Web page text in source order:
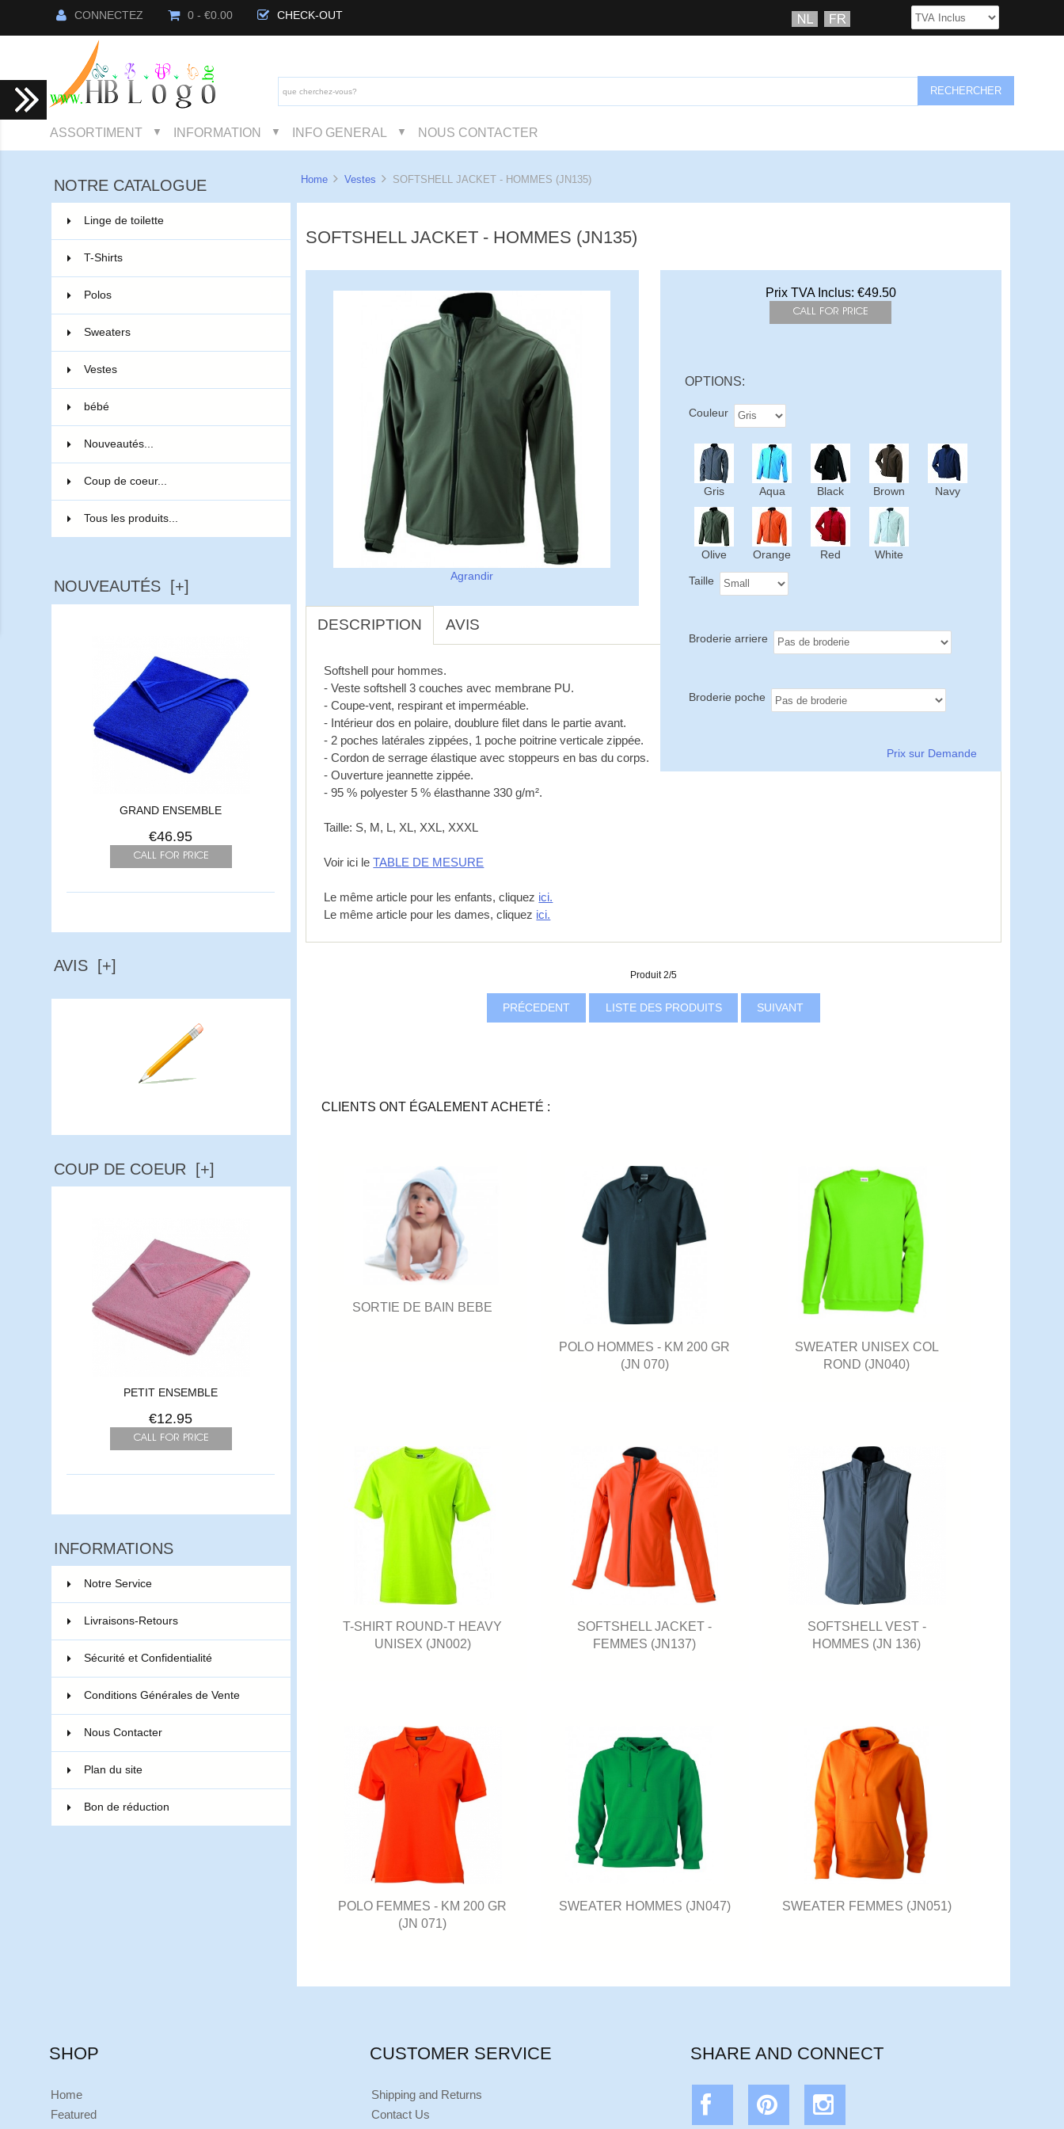
CONNECTEZ 0 - €0.00 CHECK-OUT
ASSORTIMENT ▼ INFORMATION ▼ INFO GENERAL ▼ NOUS CONTACTER
NOTRE CATALOGUE
Linge de toilette
T-Shirts
Polos
Sweaters
Vestes
bébé
Nouveautés...
Coup de coeur...
Tous les produits...
NOUVEAUTÉS [+]
GRAND ENSEMBLE
€46.95
AVIS [+]
COUP DE COEUR [+]
PETIT ENSEMBLE
€12.95
INFORMATIONS
Notre Service
Livraisons-Retours
Sécurité et Confidentialité
Conditions Générales de Vente
Nous Contacter
Plan du site
Bon de réduction
Home Vestes SOFTSHELL JACKET - HOMMES (JN135)
SOFTSHELL JACKET - HOMMES (JN135)
Agrandir
Prix TVA Inclus: €49.50
OPTIONS:
Couleur
Gris Aqua Black Brown Navy
Olive Orange Red White
Taille
Broderie arriere
Broderie poche
Prix sur Demande
DESCRIPTION AVIS
Softshell pour hommes.
- Veste softshell 3 couches avec membrane PU.
- Coupe-vent, respirant et imperméable.
- Intérieur dos en polaire, doublure filet dans le partie avant.
- 2 poches latérales zippées, 1 poche poitrine verticale zippée.
- Cordon de serrage élastique avec stoppeurs en bas du corps.
- Ouverture jeannette zippée.
- 95 % polyester 5 % élasthanne 330 g/m².
Taille: S, M, L, XL, XXL, XXXL
Voir ici leTABLE DE MESURE
Le même article pour les enfants, cliquez ici.
Le même article pour les dames, cliquez ici.
Produit 2/5
PRÉCEDENT LISTE DES PRODUITS SUIVANT
CLIENTS ONT ÉGALEMENT ACHETÉ :
SORTIE DE BAIN BEBE
POLO HOMMES - KM 200 GR
(JN 070)
SWEATER UNISEX COL
ROND (JN040)
T-SHIRT ROUND-T HEAVY
UNISEX (JN002)
SOFTSHELL JACKET -
FEMMES (JN137)
SOFTSHELL VEST -
HOMMES (JN 136)
POLO FEMMES - KM 200 GR
(JN 071)
SWEATER HOMMES (JN047) SWEATER FEMMES (JN051)
SHOP
Home
Featured
CUSTOMER SERVICE
Shipping and Returns
Contact Us
SHARE AND CONNECT